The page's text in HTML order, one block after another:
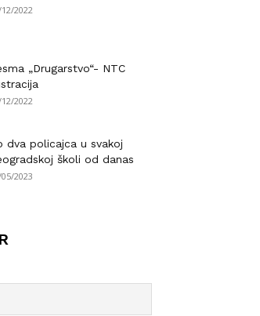
2022
„Drugarstvo“- NTC
2022
dva policajca u svakoj
školi od danas
2023